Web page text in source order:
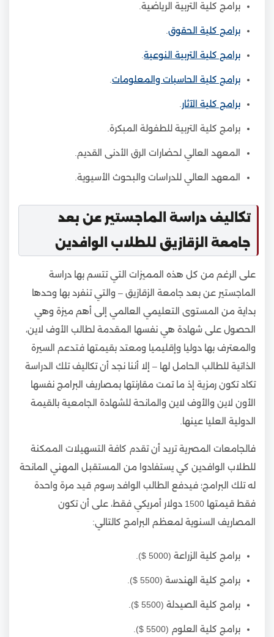
برامج كلية التربية الرياضية.
برامج كلية الحقوق
برامج كلية التربية النوعية
برامج كلية الحاسبات والمعلومات
برامج كلية الآثار
برامج كلية التربية للطفولة المبكرة.
المعهد العالي لحضارات الرق الأدنى القديم.
المعهد العالي للدراسات والبحوث الأسيوية.
تكاليف دراسة الماجستير عن بعد
جامعة الزقازيق للطلاب الوافدين
على الرغم من كل هذه المميزات التي تتسم بها دراسة
الماجستير عن بعد جامعة الزقازيق – والتي تنفرد بها وحدها
بداية من المستوى التعليمي العالمي إلى أهم ميزة وهي
الحصول على شهادة هي نفسها المقدمة لطالب الأوف لاين،
والمعترف بها دوليا وإقليميا ومعتد بقيمتها فتدعم السيرة
الذاتية للطالب الحامل لها – إلا أننا نجد أن تكاليف تلك الدراسة
تكاد تكون رمزية إذ ما تمت مقارنتها بمصاريف البرامج نفسها
الأون لاين والأوف لاين والمانحة للشهادة الجامعية بالقيمة
الدولية العليا عينها.
فالجامعات المصرية تريد أن تقدم كافة التسهيلات الممكنة
للطلاب الوافدين كي يستفادوا من المستقبل المهني المانحة
له تلك البرامج؛ فيدفع الطالب الوافد رسوم قيد مرة واحدة
فقط قيمتها 1500 دولار أمريكي فقط، على أن تكون
المصاريف السنوية لمعظم البرامج كالتالي:
برامج كلية الزراعة (5000 $).
برامج كلية الهندسة (5500 $).
برامج كلية الصيدلة (5500 $).
برامج كلية العلوم (5500 $).